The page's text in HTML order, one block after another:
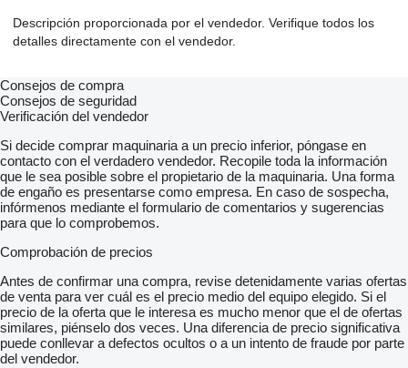
Descripción proporcionada por el vendedor. Verifique todos los
detalles directamente con el vendedor.
Consejos de compra
Consejos de seguridad
Verificación del vendedor
Si decide comprar maquinaria a un precio inferior, póngase en
contacto con el verdadero vendedor. Recopile toda la información
que le sea posible sobre el propietario de la maquinaria. Una forma
de engaño es presentarse como empresa. En caso de sospecha,
infórmenos mediante el formulario de comentarios y sugerencias
para que lo comprobemos.
Comprobación de precios
Antes de confirmar una compra, revise detenidamente varias ofertas
de venta para ver cuál es el precio medio del equipo elegido. Si el
precio de la oferta que le interesa es mucho menor que el de ofertas
similares, piénselo dos veces. Una diferencia de precio significativa
puede conllevar a defectos ocultos o a un intento de fraude por parte
del vendedor.